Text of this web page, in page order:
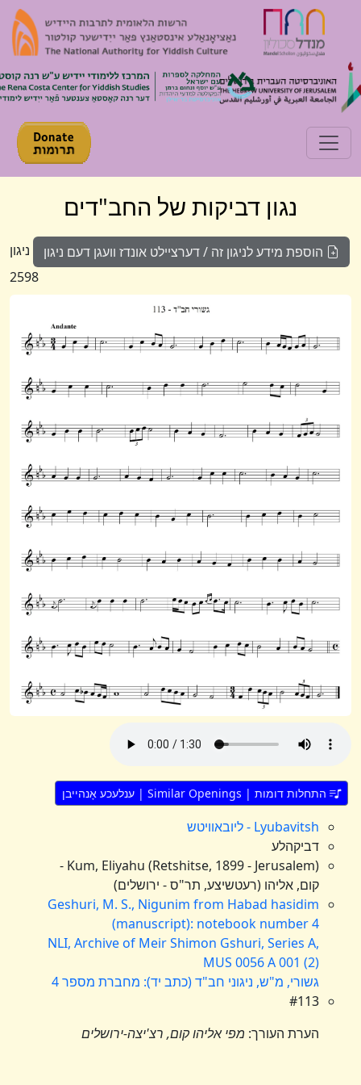
Toggle navigation
נגון דביקות של החב"דים
הוספת מידע לניגון זה / דערציילט אונדז וועגן דעם ניגון ניגון
2598
התחלות דומות | Similar Openings | ענלעכע אָנהייבן
Lyubavitsh - ליובאוויטש
דביקהלע
Kum, Eliyahu (Retshitse, 1899 - Jerusalem) -
קום, אליהו (רעטשיצע, תר"ס - ירושלים)
Geshuri, M. S., Nigunim from Habad hasidim
(manuscript): notebook number 4
NLI, Archive of Meir Shimon Gshuri, Series A,
MUS 0056 A 001 (2)
גשורי, מ"ש, ניגוני חב"ד (כתב יד): מחברת מספר 4
#113
הערת העורך:מפי אליהו קום, רצ'יצה-ירושלים